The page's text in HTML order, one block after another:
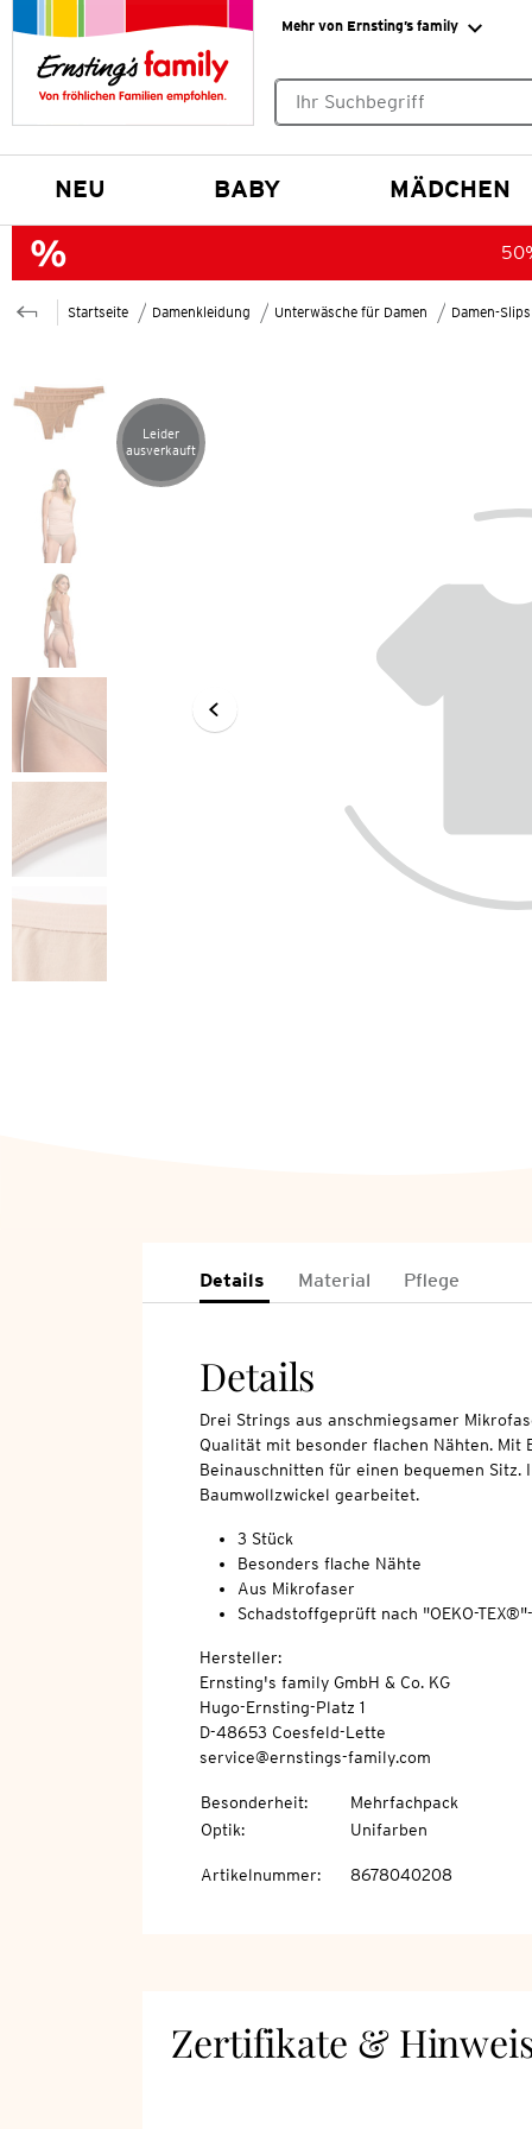
Mehr von Ernsting’s family
NEU BABY MÄDCHEN
Startseite Damenkleidung Unterwäsche für Damen Damen-Slips
Artikel leider ausverkauft
Leider
ausverkauft
Details Material Pflege
Details
Drei Strings aus anschmiegsamer
Qualität mit besonder flachen Nähten. Mit
Beinauschnitten für einen bequemen
Baumwollzwickel gearbeitet.
3 Stück
Besonders flache Nähte
Aus Mikrofaser
Schadstoffgeprüft nach "OEKO-
Hersteller:
Ernsting's family GmbH & Co. KG
Hugo-Ernsting-Platz 1
D-48653 Coesfeld-Lette
service@ernstings-family.com
Besonderheit:
Mehrfachpack
Optik: Unifarben
Artikelnummer: 8678040208
Zertifikate &